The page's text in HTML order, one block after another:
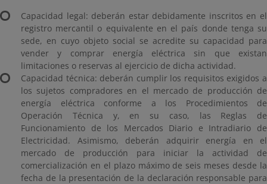
Capacidad legal: deberán estar debidamente inscritos en el
registro mercantil o equivalente en el país donde tenga su
sede, en cuyo objeto social se acredite su capacidad para
vender y comprar energía eléctrica sin que existan
limitaciones o reservas al ejercicio de dicha actividad.
Capacidad técnica: deberán cumplir los requisitos exigidos a
los sujetos compradores en el mercado de producción de
energía eléctrica conforme a los Procedimientos de
Operación Técnica y, en su caso, las Reglas de
Funcionamiento de los Mercados Diario e Intradiario de
Electricidad. Asimismo, deberán adquirir energía en el
mercado de producción para iniciar la actividad de
comercialización en el plazo máximo de seis meses desde la
fecha de la presentación de la declaración responsable para